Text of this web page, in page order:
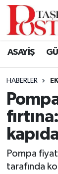
ASAYİŞ
HABERLER
Pompa
tarafında
Araç